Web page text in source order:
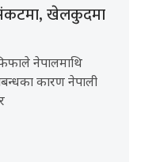
खेलकुदमा
नेपालमाथि
कारण नेपाली